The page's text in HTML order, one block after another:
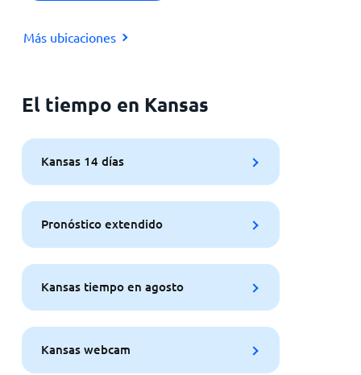
Más ubicaciones
El tiempo en Kansas
Kansas 14 días
Pronóstico extendido
Kansas tiempo en agosto
Kansas webcam